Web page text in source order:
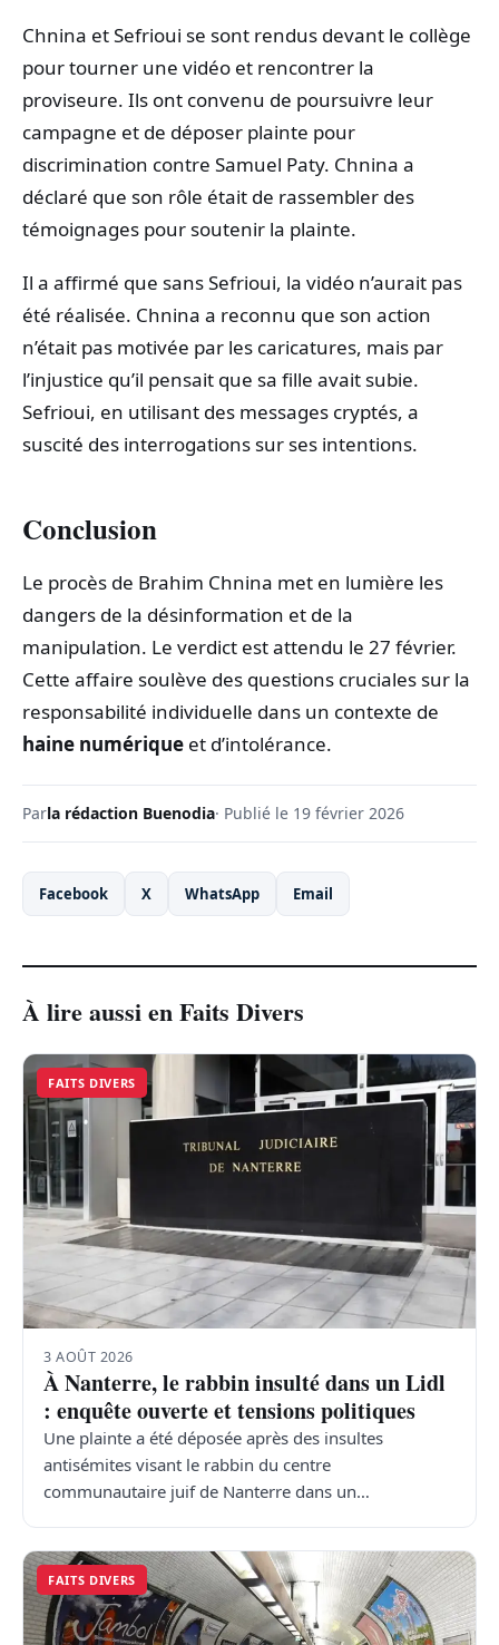
Chnina et Sefrioui se sont rendus devant le collège
pour tourner une vidéo et rencontrer la
proviseure. Ils ont convenu de poursuivre leur
campagne et de déposer plainte pour
discrimination contre Samuel Paty. Chnina a
déclaré que son rôle était de rassembler des
témoignages pour soutenir la plainte.
Il a affirmé que sans Sefrioui, la vidéo n’aurait pas
été réalisée. Chnina a reconnu que son action
n’était pas motivée par les caricatures, mais par
l’injustice qu’il pensait que sa fille avait subie.
Sefrioui, en utilisant des messages cryptés, a
suscité des interrogations sur ses intentions.
Conclusion
Le procès de Brahim Chnina met en lumière les
dangers de la désinformation et de la
manipulation. Le verdict est attendu le 27 février.
Cette affaire soulève des questions cruciales sur la
responsabilité individuelle dans un contexte de
haine numérique et d’intolérance.
Parla rédaction Buenodia· Publié le 19 février 2026
Facebook X WhatsApp Email
À lire aussi en Faits Divers
FAITS DIVERS
3 AOÛT 2026
À Nanterre, le rabbin insulté dans un Lidl
: enquête ouverte et tensions politiques
Une plainte a été déposée après des insultes
antisémites visant le rabbin du centre
communautaire juif de Nanterre dans un…
FAITS DIVERS